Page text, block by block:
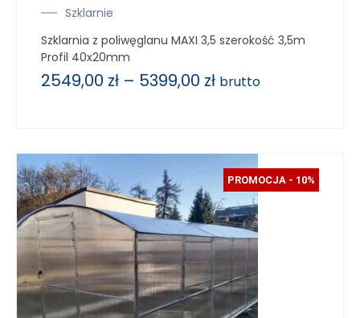
Szklarnie
Szklarnia z poliwęglanu MAXI 3,5 szerokość 3,5m
Profil 40x20mm
2549,00 zł – 5399,00 zł brutto
PROMOCJA - 10%